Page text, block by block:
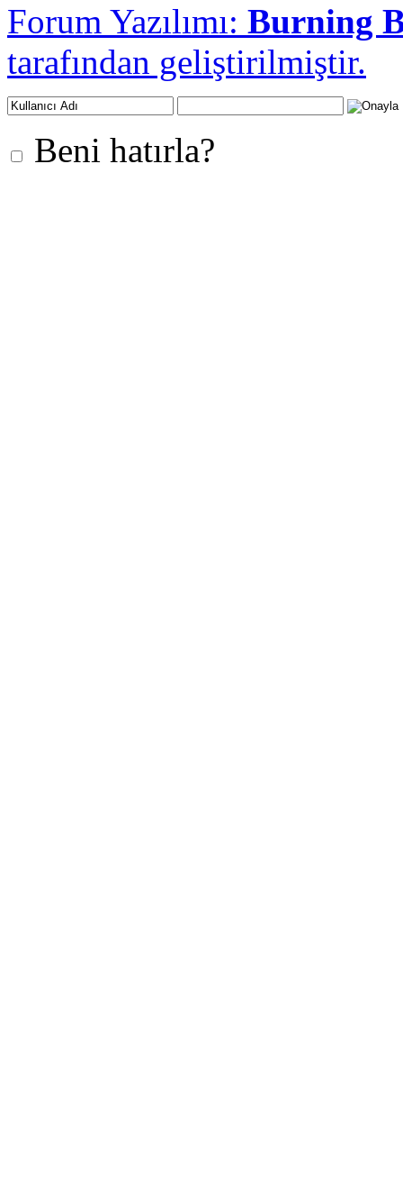
Forum Yazılımı: Burning
tarafından geliştirilmiştir.
Beni hatırla?